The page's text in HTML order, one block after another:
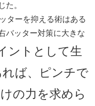
た。
ターを抑える術はある
バッター対策に大きな
ントとして生
ば、ピンチで
の力を求めら